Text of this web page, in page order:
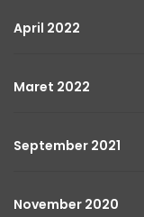
April 2022
Maret 2022
September 2021
November 2020